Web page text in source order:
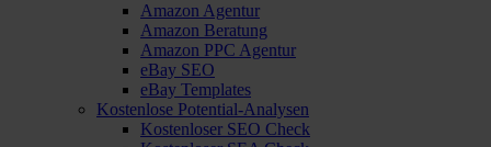
Amazon Agentur
Amazon Beratung
Amazon PPC Agentur
eBay SEO
eBay Templates
Kostenlose Potential-Analysen
Kostenloser SEO Check